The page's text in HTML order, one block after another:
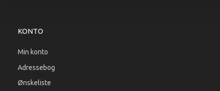
KONTO
Min konto
Adressebog
Ønskeliste